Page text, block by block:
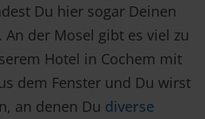
Du hier sogar Deinen
der Mosel gibt es viel zu
Hotel in Cochem mit
dem Fenster und Du wirst
an denen Du diverse